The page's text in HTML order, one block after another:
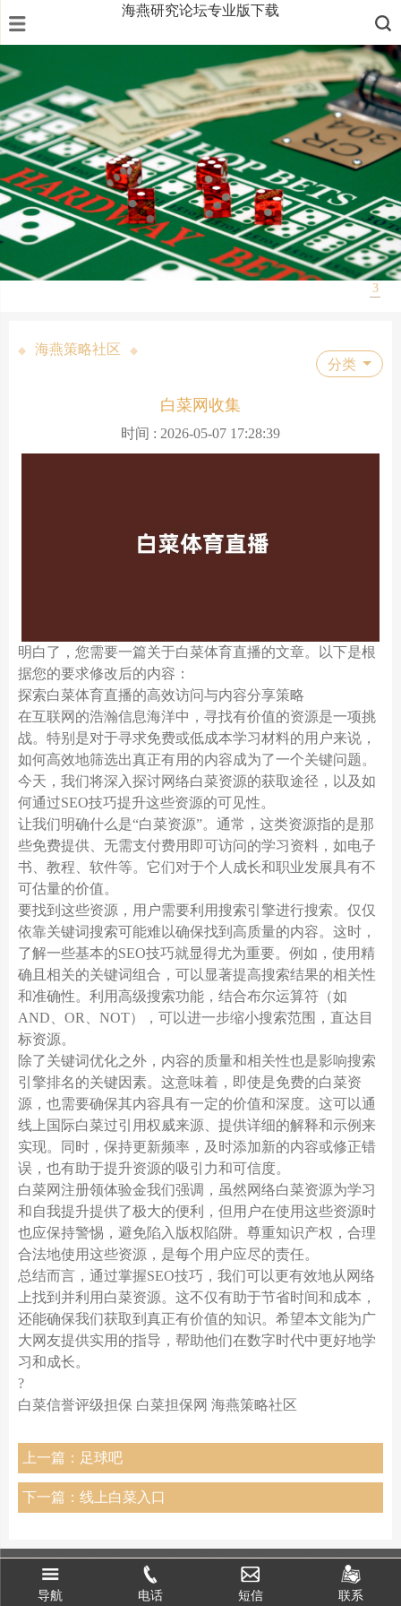
海燕研究论坛专业版下载
3
◆ 海燕策略社区 ◆
分类
白菜网收集
时间 : 2026-05-07 17:28:39
明白了，您需要一篇关于白菜体育直播的文章。以下是根
据您的要求修改后的内容：
探索白菜体育直播的高效访问与内容分享策略
在互联网的浩瀚信息海洋中，寻找有价值的资源是一项挑
战。特别是对于寻求免费或低成本学习材料的用户来说，
如何高效地筛选出真正有用的内容成为了一个关键问题。
今天，我们将深入探讨网络白菜资源的获取途径，以及如
何通过SEO技巧提升这些资源的可见性。
让我们明确什么是“白菜资源”。通常，这类资源指的是那
些免费提供、无需支付费用即可访问的学习资料，如电子
书、教程、软件等。它们对于个人成长和职业发展具有不
可估量的价值。
要找到这些资源，用户需要利用搜索引擎进行搜索。仅仅
依靠关键词搜索可能难以确保找到高质量的内容。这时，
了解一些基本的SEO技巧就显得尤为重要。例如，使用精
确且相关的关键词组合，可以显著提高搜索结果的相关性
和准确性。利用高级搜索功能，结合布尔运算符（如
AND、OR、NOT），可以进一步缩小搜索范围，直达目
标资源。
除了关键词优化之外，内容的质量和相关性也是影响搜索
引擎排名的关键因素。这意味着，即使是免费的白菜资
源，也需要确保其内容具有一定的价值和深度。这可以通
线上国际白菜过引用权威来源、提供详细的解释和示例来
实现。同时，保持更新频率，及时添加新的内容或修正错
误，也有助于提升资源的吸引力和可信度。
白菜网注册领体验金我们强调，虽然网络白菜资源为学习
和自我提升提供了极大的便利，但用户在使用这些资源时
也应保持警惕，避免陷入版权陷阱。尊重知识产权，合理
合法地使用这些资源，是每个用户应尽的责任。
总结而言，通过掌握SEO技巧，我们可以更有效地从网络
上找到并利用白菜资源。这不仅有助于节省时间和成本，
还能确保我们获取到真正有价值的知识。希望本文能为广
大网友提供实用的指导，帮助他们在数字时代中更好地学
习和成长。
?
白菜信誉评级担保 白菜担保网 海燕策略社区
上一篇：足球吧
下一篇：线上白菜入口
导航 电话 短信 联系